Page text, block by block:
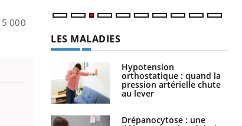
000
LES MALADIES
Hypotension
orthostatique : quand la
pression artérielle chute
au lever
Drépanocytose : une